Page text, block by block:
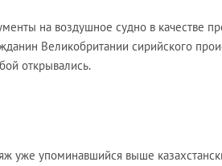
на воздушное судно в качестве
Великобритании сирийского
открывались.
уже упоминавшийся выше